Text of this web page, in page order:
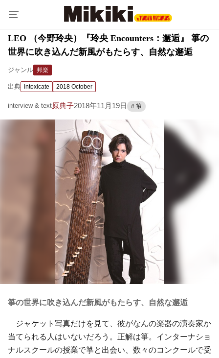
LEO （今野玲央）『玲央 Encounters：邂逅』 箏の
世界に吹き込んだ新風がもたらす、自然な邂逅
ジャンル 邦楽
出典 intoxicate 2018 October
interview & text原典子2018年11月19日 # 箏
箏の世界に吹き込んだ新風がもたらす、自然な邂逅
ジャケット写真だけを見て、彼がなんの楽器の演奏家か
当てられる人はいないだろう。正解は箏。インターナショ
ナルスクールの授業で箏と出会い、数々のコンクールで受